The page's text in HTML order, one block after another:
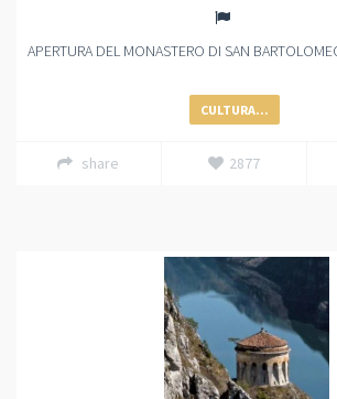
APERTURA DEL MONASTERO DI SAN
CULTURA...
share 2877